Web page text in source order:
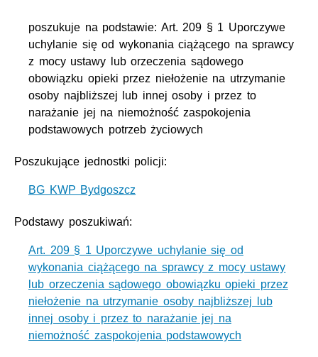
poszukuje na podstawie: Art. 209 § 1 Uporczywe
uchylanie się od wykonania ciążącego na sprawcy
z mocy ustawy lub orzeczenia sądowego
obowiązku opieki przez niełożenie na utrzymanie
osoby najbliższej lub innej osoby i przez to
narażanie jej na niemożność zaspokojenia
podstawowych potrzeb życiowych
Poszukujące jednostki policji:
BG KWP Bydgoszcz
Podstawy poszukiwań:
Art. 209 § 1 Uporczywe uchylanie się od
wykonania ciążącego na sprawcy z mocy ustawy
lub orzeczenia sądowego obowiązku opieki przez
niełożenie na utrzymanie osoby najbliższej lub
innej osoby i przez to narażanie jej na
niemożność zaspokojenia podstawowych